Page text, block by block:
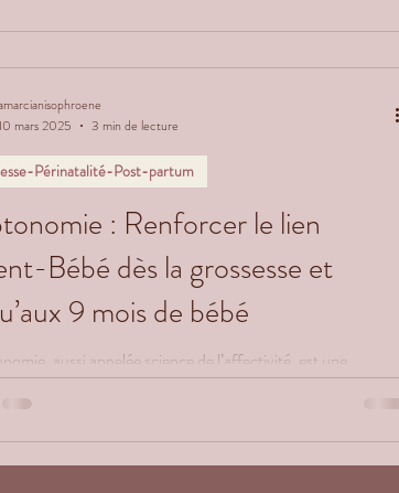
il invite bébé à retrouver les sensations in-utero tout en
lien unique avec ses parents.
: Renforcer le lien
Bébé dès la grossesse et
9 mois de bébé
aussi appelée science de l’affectivité, est une
précieuse pour tisser un lien profond entre les parents et
Périnatalité-Post-partum
mars 2025
3 min de lecture